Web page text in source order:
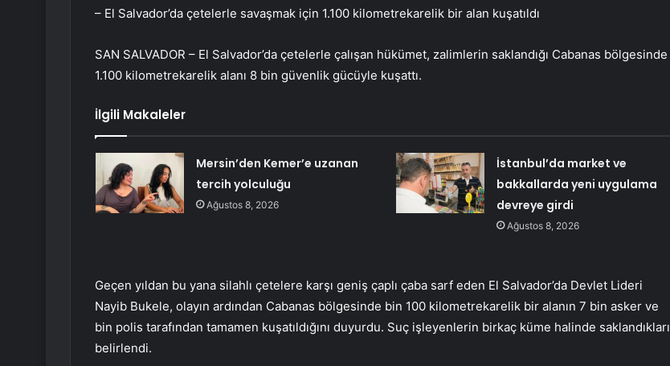
– El Salvador’da çetelerle savaşmak için 1.100 kilometrekarelik bir alan kuşatıldı
SAN SALVADOR – El Salvador’da çetelerle çalışan hükümet, zalimlerin saklandığı Cabanas bölgesinde
1.100 kilometrekarelik alanı 8 bin güvenlik gücüyle kuşattı.
İlgili Makaleler
Mersin’den Kemer’e uzanan
tercih yolculuğu
Ağustos 8, 2026
İstanbul’da market ve
bakkallarda yeni uygulama
devreye girdi
Ağustos 8, 2026
Geçen yıldan bu yana silahlı çetelere karşı geniş çaplı çaba sarf eden El Salvador’da Devlet Lideri
Nayib Bukele, olayın ardından Cabanas bölgesinde bin 100 kilometrekarelik bir alanın 7 bin asker ve
bin polis tarafından tamamen kuşatıldığını duyurdu. Suç işleyenlerin birkaç küme halinde saklandıkları
belirlendi.